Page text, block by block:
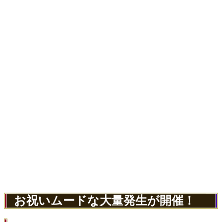
お祝いムードな大量発生が開催！